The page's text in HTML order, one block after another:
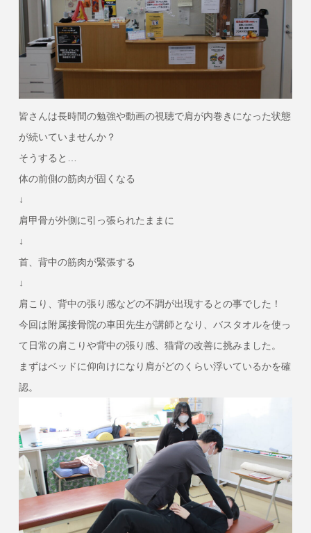
皆さんは長時間の勉強や動画の視聴で肩が内巻きになった状態
が続いていませんか？
そうすると…
体の前側の筋肉が固くなる
↓
肩甲骨が外側に引っ張られたままに
↓
首、背中の筋肉が緊張する
↓
肩こり、背中の張り感などの不調が出現するとの事でした！
今回は附属接骨院の車田先生が講師となり、バスタオルを使っ
て日常の肩こりや背中の張り感、猫背の改善に挑みました。
まずはベッドに仰向けになり肩がどのくらい浮いているかを確
認。